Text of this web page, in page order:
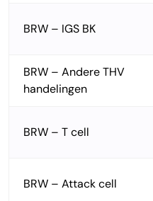
BRW – IGS BK
BRW – Andere THV
handelingen
BRW – T cell
BRW – Attack cell